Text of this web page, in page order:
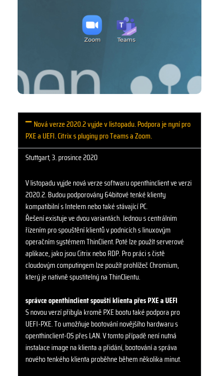
Nová verze 2020.2 vyjde v listopadu. Podpora je nyní pro
PXE a UEFI. Citrix s pluginy pro Teams a Zoom.
Stuttgart, 3. prosince 2020
V listopadu vyjde nová verze softwaru openthinclient ve verzi
2020.2. Budou podporovány 64bitové tenké klienty
kompatibilní s Intelem nebo také stávající PC.
Řešení existuje ve dvou variantách. Jednou s centrálním
řízením pro spouštění klientů v podnicích s linuxovým
operačním systémem ThinClient. Poté lze použít serverové
aplikace, jako jsou Citrix nebo RDP. Pro práci s čistě
cloudovým computingem lze použít prohlížeč Chromium,
který je nativně spustitelný na ThinClientu.
správce openthinclient spouští klienta přes PXE a UEFI
S novou verzí přibyla kromě PXE bootu také podpora pro
UEFI-PXE. To umožňuje bootování novějšího hardwaru s
openthinclient-OS přes LAN. V tomto případě není nutná
instalace image na klienta a přidání, bootování a správa
nového tenkého klienta proběhne během několika minut.